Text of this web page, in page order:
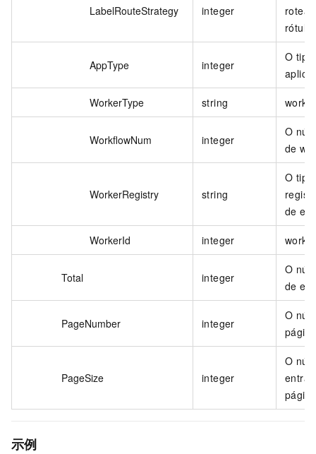
LabelRouteStrategy integer
rótulo.
AppType integer
O
WorkerType string
WorkflowNum integer
O
de
WorkerRegistry string
O
de
WorkerId integer
Total integer
O
de
PageNumber integer
O
PageSize integer
O
示例